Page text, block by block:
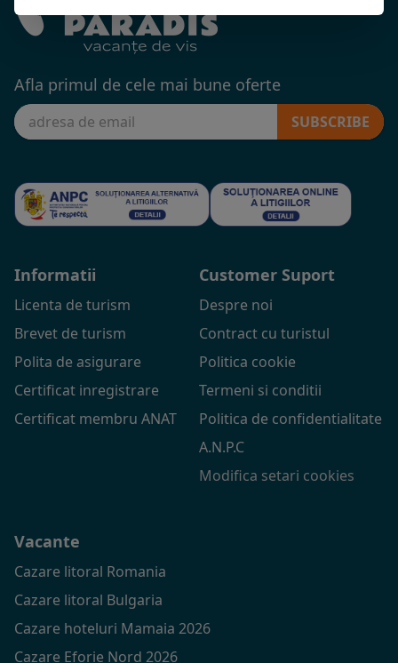
Afla primul de cele mai bune oferte
SUBSCRIBE
Informatii
Licenta de turism
Brevet de turism
Polita de asigurare
Certificat inregistrare
Certificat membru ANAT
Customer Suport
Despre noi
Contract cu turistul
Politica cookie
Termeni si conditii
Politica de confidentialitate
A.N.P.C
Modifica setari cookies
Vacante
Cazare litoral Romania
Cazare litoral Bulgaria
Cazare hoteluri Mamaia 2026
Cazare Eforie Nord 2026